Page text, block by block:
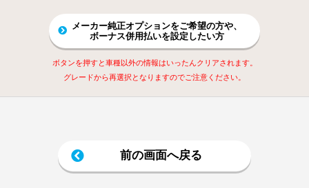
メーカー純正オプションをご希望の方や、
ボーナス併用払いを設定したい方
ボタンを押すと車種以外の情報はいったんクリアされます。
グレードから再選択となりますのでご注意ください。
前の画面へ戻る